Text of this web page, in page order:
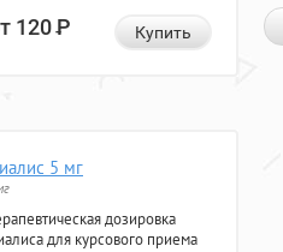
120Р Купить
5 мг
дозировка
для курсового приема